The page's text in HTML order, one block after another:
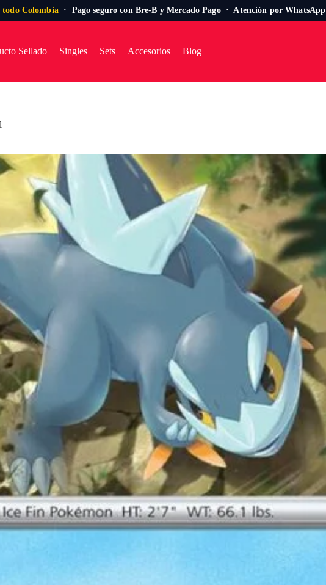
todo Colombia· Pago seguro con Bre-B y Mercado Pago · Atención por WhatsApp
Sellado Singles Sets Accesorios Blog